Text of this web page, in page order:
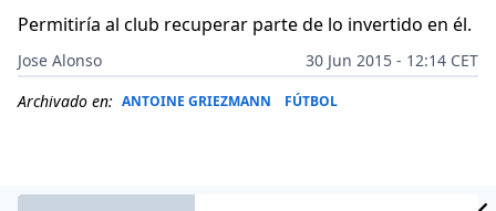
Permitiría al club recuperar parte de lo invertido en él.
Jose Alonso
30 Jun 2015 - 12:14 CET
Archivado en: ANTOINE GRIEZMANN FÚTBOL